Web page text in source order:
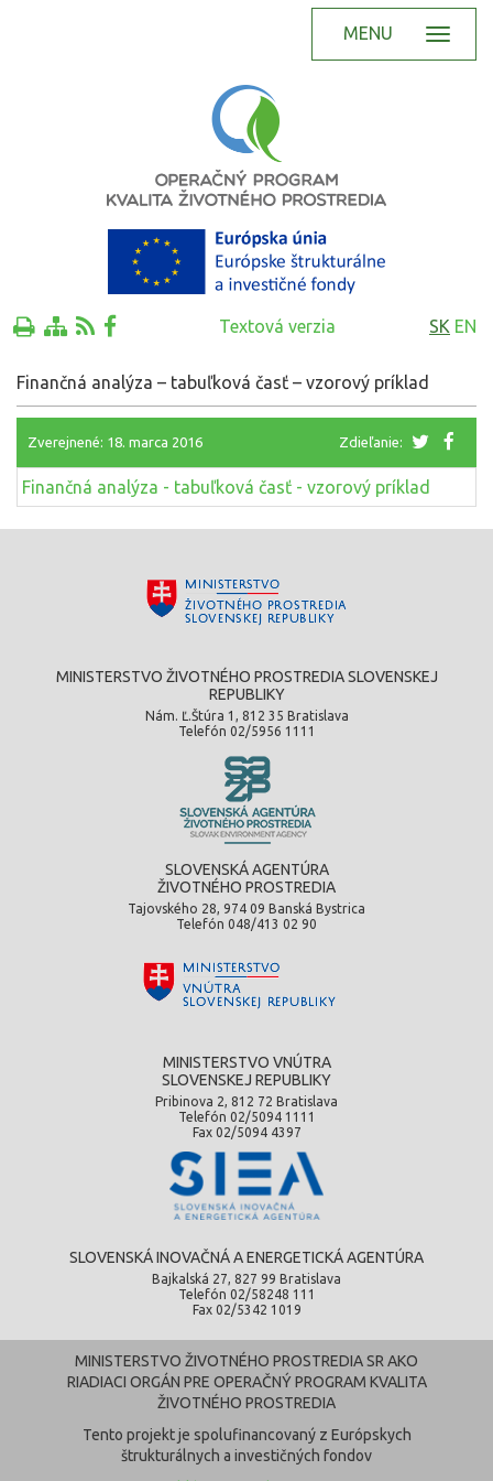
MENU
Textová verzia SK EN
Finančná analýza – tabuľková časť – vzorový príklad
Zverejnené: 18. marca 2016 Zdieľanie:
Finančná analýza - tabuľková časť - vzorový príklad
MINISTERSTVO ŽIVOTNÉHO PROSTREDIA SLOVENSKEJ
REPUBLIKY
Nám. Ľ.Štúra 1, 812 35 Bratislava
Telefón 02/5956 1111
SLOVENSKÁ AGENTÚRA
ŽIVOTNÉHO PROSTREDIA
Tajovského 28, 974 09 Banská Bystrica
Telefón 048/413 02 90
MINISTERSTVO VNÚTRA
SLOVENSKEJ REPUBLIKY
Pribinova 2, 812 72 Bratislava
Telefón 02/5094 1111
Fax 02/5094 4397
SLOVENSKÁ INOVAČNÁ A ENERGETICKÁ AGENTÚRA
Bajkalská 27, 827 99 Bratislava
Telefón 02/58248 111
Fax 02/5342 1019
MINISTERSTVO ŽIVOTNÉHO PROSTREDIA SR AKO
RIADIACI ORGÁN PRE OPERAČNÝ PROGRAM KVALITA
ŽIVOTNÉHO PROSTREDIA
Tento projekt je spolufinancovaný z Európskych
štrukturálnych a investičných fondov